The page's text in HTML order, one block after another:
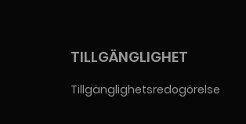
TILLGÄNGLIGHET
Tillgänglighetsredogörelse